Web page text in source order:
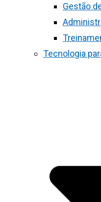
Gestão
Tecnologia